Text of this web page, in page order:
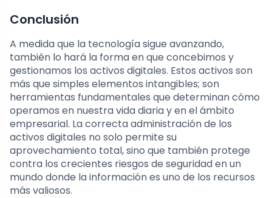
Conclusión
A medida que la tecnología sigue avanzando,
también lo hará la forma en que concebimos y
gestionamos los activos digitales. Estos activos son
más que simples elementos intangibles; son
herramientas fundamentales que determinan cómo
operamos en nuestra vida diaria y en el ámbito
empresarial. La correcta administración de los
activos digitales no solo permite su
aprovechamiento total, sino que también protege
contra los crecientes riesgos de seguridad en un
mundo donde la información es uno de los recursos
más valiosos.